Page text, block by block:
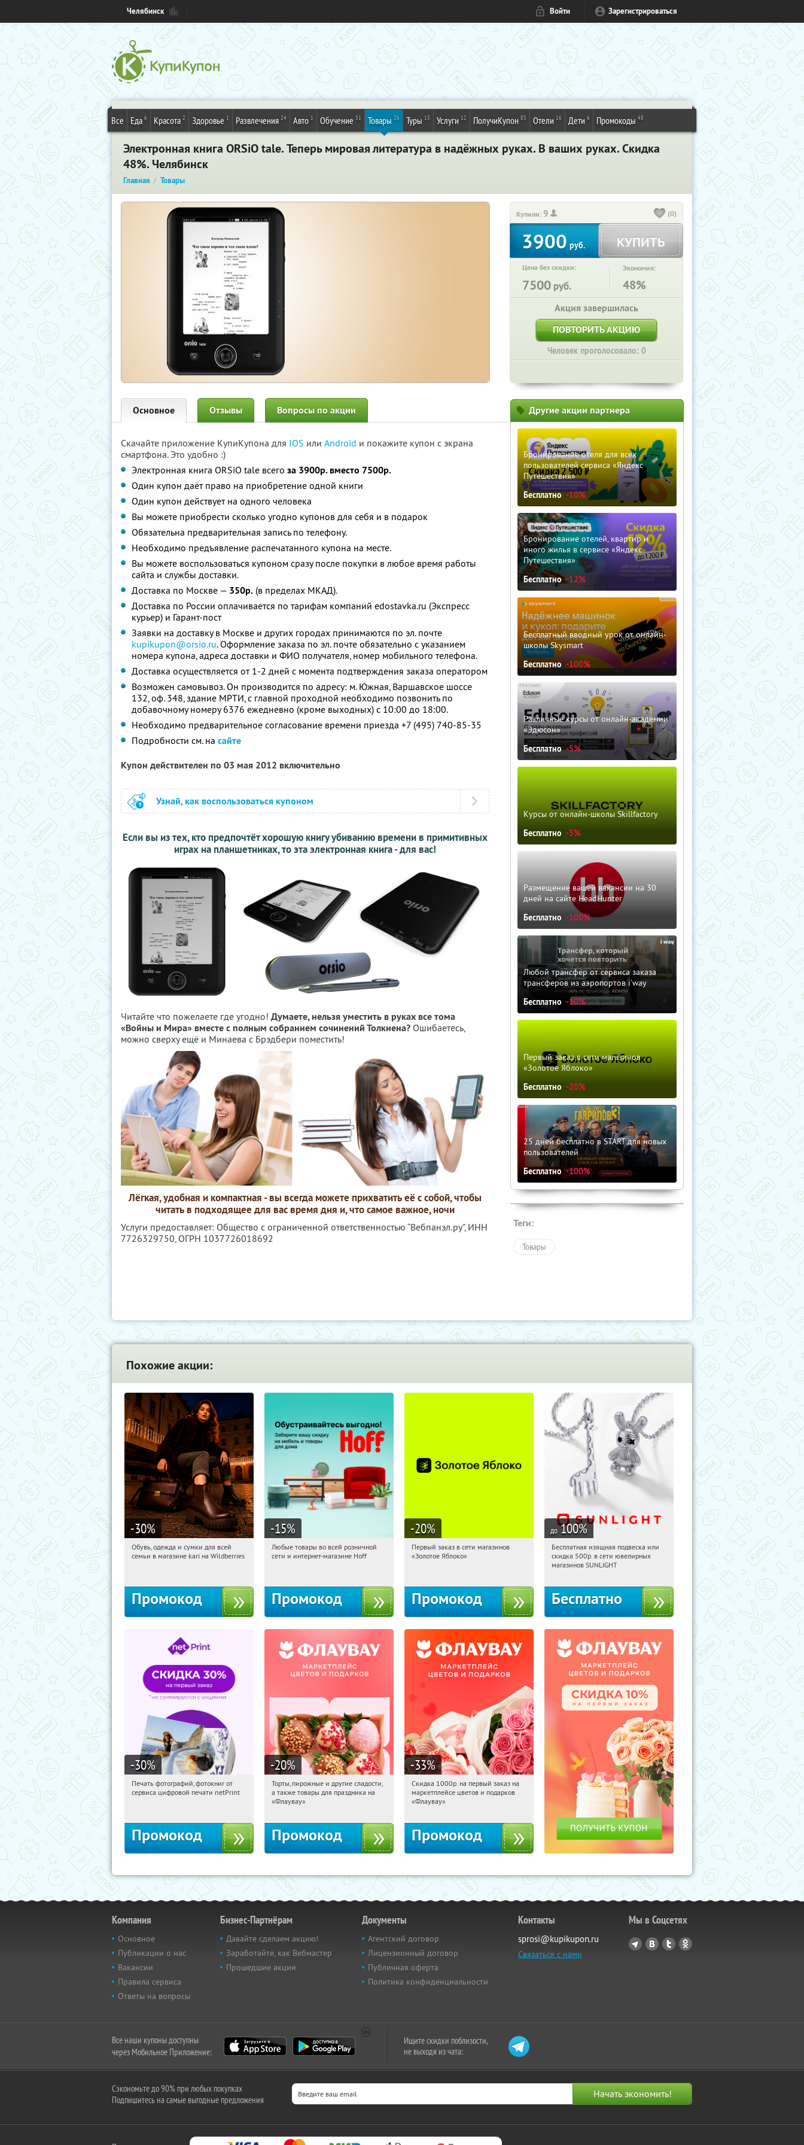
Челябинск Войти Зарегистрироваться
Все Еда 6 Красота 2 Здоровье 1 Развлечения 24 Авто 1 Обучение 31 Товары 26 Туры 13 Услуги 12 ПолучиКупон 83 Отели 16 Дети 6 Промокоды 48
Электронная книга ORSiO tale. Теперь мировая литература в надёжных руках. В ваших руках. Скидка
48%. Челябинск
Главная Товары
Купили:9 (0)
3900руб. КУПИТЬ
Цена без скидки:
7500 руб.
Экономия:
48%
Акция завершилась
ПОВТОРИТЬ АКЦИЮ
Человек проголосовало: 0
Основное Отзывы Вопросы по акции
Скачайте приложение КупиКупона для IOS или Android и покажите купон с экрана
смартфона. Это удобно :)
Электронная книга ORSiO tale всего за 3900р. вместо 7500р.
Один купон даёт право на приобретение одной книги
Один купон действует на одного человека
Вы можете приобрести сколько угодно купонов для себя и в подарок
Обязательна предварительная запись по телефону.
Необходимо предъявление распечатанного купона на месте.
Вы можете воспользоваться купоном сразу после покупки в любое время работы
сайта и службы доставки.
Доставка по Москве — 350р. (в пределах МКАД).
Доставка по России оплачивается по тарифам компаний edostavka.ru (Экспресс
курьер) и Гарант-пост
Заявки на доставку в Москве и других городах принимаются по эл. почте
kupikupon@orsio.ru. Оформление заказа по эл. почте обязательно с указанием
номера купона, адреса доставки и ФИО получателя, номер мобильного телефона.
Доставка осуществляется от 1-2 дней с момента подтверждения заказа оператором
Возможен самовывоз. Он производится по адресу: м. Южная, Варшавское шоссе
132, оф. 348, здание МРТИ, с главной проходной необходимо позвонить по
добавочному номеру 6376 ежедневно (кроме выходных) с 10:00 до 18:00.
Необходимо предварительное согласование времени приезда +7 (495) 740-85-35
Подробности см. на сайте
Купон действителен по 03 мая 2012 включительно
Узнай, как воспользоваться купоном
Если вы из тех, кто предпочтёт хорошую книгу убиванию времени в примитивных
играх на планшетниках, то эта электронная книга - для вас!
Читайте что пожелаете где угодно! Думаете, нельзя уместить в руках все тома
«Войны и Мира» вместе с полным собранием сочинений Толкиена? Ошибаетесь,
можно сверху ещё и Минаева с Брэдбери поместить!
Лёгкая, удобная и компактная - вы всегда можете прихватить её с собой, чтобы
читать в подходящее для вас время дня и, что самое важное, ночи
Услуги предоставляет: Общество с ограниченной ответственностью “Вебпанэл.ру”, ИНН
7726329750, ОГРН 1037726018692
Другие акции партнера
Бронирование отеля для всех
пользователей сервиса «Яндекс
Путешествия»
Бесплатно -10%
Бронирование отелей, квартир и
иного жилья в сервисе «Яндекс
Путешествия»
Бесплатно -12%
Бесплатный вводный урок от онлайн-
школы Skysmart
Бесплатно -100%
Различные курсы от онлайн-академии
«Эдюсон»
Бесплатно -5%
Курсы от онлайн-школы Skillfactory
Бесплатно -5%
Размещение вашей вакансии на 30
дней на сайте HeadHunter
Бесплатно -100%
Любой трансфер от сервиса заказа
трансферов из аэропортов i'way
Бесплатно -10%
Первый заказ в сети магазинов
«Золотое Яблоко»
Бесплатно -20%
25 дней бесплатно в START для новых
пользователей
Бесплатно -100%
Теги:
Товары
Похожие акции:
-30%
16:22:43 Получили:
Обувь, одежда и сумки для всей
семьи в магазине kari на Wildberries
Промокод
-15%
16:22:43 Получили:
Любые товары во всей розничной
сети и интернет-магазине Hoff
Промокод
-20%
16:22:43
Получи первым!
Первый заказ в сети магазинов
«Золотое Яблоко»
Промокод
до 100%
16:22:43 Получили:
Россия
Бесплатная изящная подвеска или
скидка 500р. в сети ювелирных
магазинов SUNLIGHT
Бесплатно
-30%
16:22:43 Получили:
Печать фотографий, фотокниг от
сервиса цифровой печати netPrint
Промокод
-20%
16:22:43 Получили:
Россия
Торты, пирожные и другие сладости,
а также товары для праздника на
«Флаувау»
Промокод
-33%
16:22:43 Получили:
Россия
Скидка 1000р. на первый заказ на
маркетплейсе цветов и подарков
«Флаувау»
Промокод
Компания
Основное
Публикации о нас
Вакансии
Правила сервиса
Ответы на вопросы
Бизнес-Партнёрам
Давайте сделаем акцию!
Заработайте, как Вебмастер
Прошедшие акции
Документы
Агентский договор
Лицензионный договор
Публичная оферта
Политика конфиденциальности
Контакты
sprosi@kupikupon.ru
Связаться с нами
Мы в Соцсетях
Все наши купоны доступны
через Мобильное Приложение:
Ищите скидки поблизости,
не выходя из чата:
Сэкономьте до 90% при любых покупках
Подпишитесь на самые выгодные предложения